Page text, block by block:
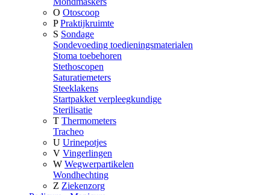
O Otoscoop
P Praktijkruimte
S Sondage
Sondevoeding toedieningsmaterialen
Stoma toebehoren
Stethoscopen
Saturatiemeters
Steeklakens
Startpakket verpleegkundige
Sterilisatie
T Thermometers
Tracheo
U Urinepotjes
V Vingerlingen
W Wegwerpartikelen
Wondhechting
Z Ziekenzorg